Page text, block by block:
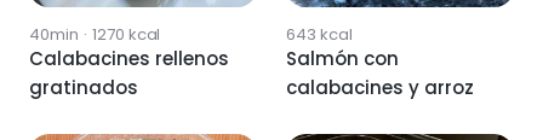
40min · 1270 kcal
Calabacines rellenos
gratinados
643 kcal
Salmón con
calabacines y arroz